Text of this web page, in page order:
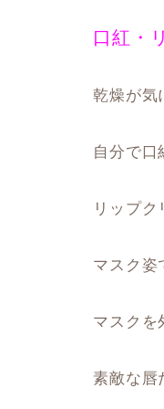
口紅・
乾燥が気
自分で口
リップ
マスク姿
マスクを
素敵な唇